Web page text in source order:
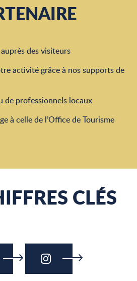
des visiteurs
activité grâce à nos supports de
de professionnels locaux
à celle de l’Office de Tourisme
CLÉS